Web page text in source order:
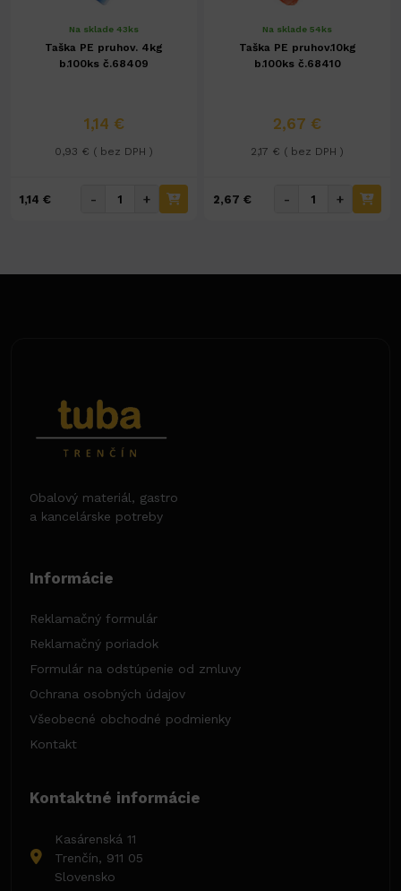
Na sklade 43ks
Taška PE pruhov. 4kg
b.100ks č.68409
1,14 €
0,93 € ( bez DPH )
1,14 € - +
Na sklade 54ks
Taška PE pruhov.10kg
b.100ks č.68410
2,67 €
2,17 € ( bez DPH )
2,67 € - +
Obalový materiál, gastro
a kancelárske potreby
Informácie
Reklamačný formulár
Reklamačný poriadok
Formulár na odstúpenie od zmluvy
Ochrana osobných údajov
Všeobecné obchodné podmienky
Kontakt
Kontaktné informácie
Kasárenská 11
Trenčín, 911 05
Slovensko